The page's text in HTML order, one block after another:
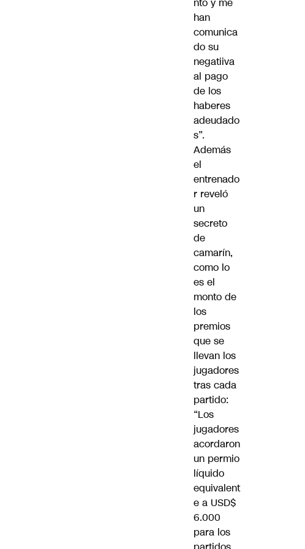
nto y me
han
comunica
do su
negatiiva
al pago
de los
haberes
adeudado
s”.
Además
el
entrenado
r reveló
un
secreto
de
camarín,
como lo
es el
monto de
los
premios
que se
llevan los
jugadores
tras cada
partido:
“Los
jugadores
acordaron
un permio
líquido
equivalent
e a USD$
6.000
para los